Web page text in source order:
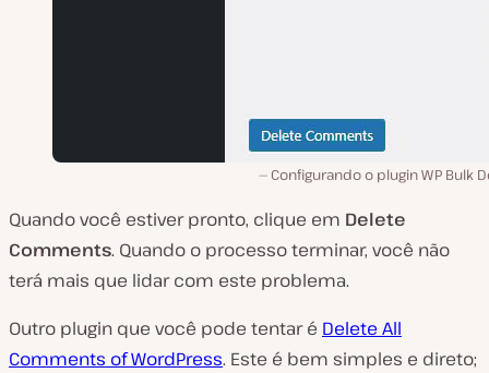
Configurando o plugin WP Bulk
Quando você estiver pronto, clique em Delete
Comments. Quando o processo terminar, você não
terá mais que lidar com este problema.
Outro plugin que você pode tentar é Delete All
Comments of WordPress. Este é bem simples e direto;